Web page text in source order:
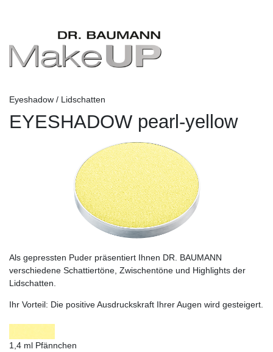
Eyeshadow / Lidschatten
EYESHADOW pearl-yellow
Als gepressten Puder präsentiert Ihnen DR. BAUMANN
verschiedene Schattiertöne, Zwischentöne und Highlights der
Lidschatten.
Ihr Vorteil: Die positive Ausdruckskraft Ihrer Augen wird gesteigert.
1,4 ml Pfännchen